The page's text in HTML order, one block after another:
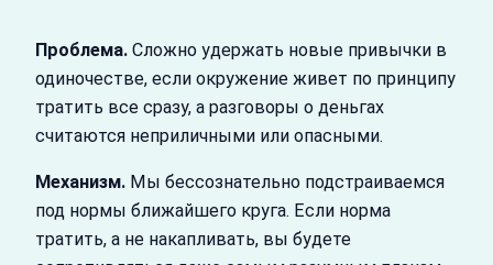
Проблема. Сложно удержать новые привычки в
одиночестве, если окружение живет по принципу
тратить все сразу, а разговоры о деньгах
считаются неприличными или опасными.
Механизм. Мы бессознательно подстраиваемся
под нормы ближайшего круга. Если норма
тратить, а не накапливать, вы будете